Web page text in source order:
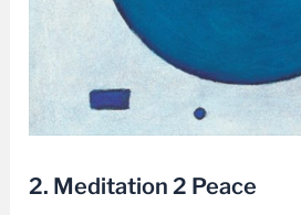
2. Meditation 2 Peace